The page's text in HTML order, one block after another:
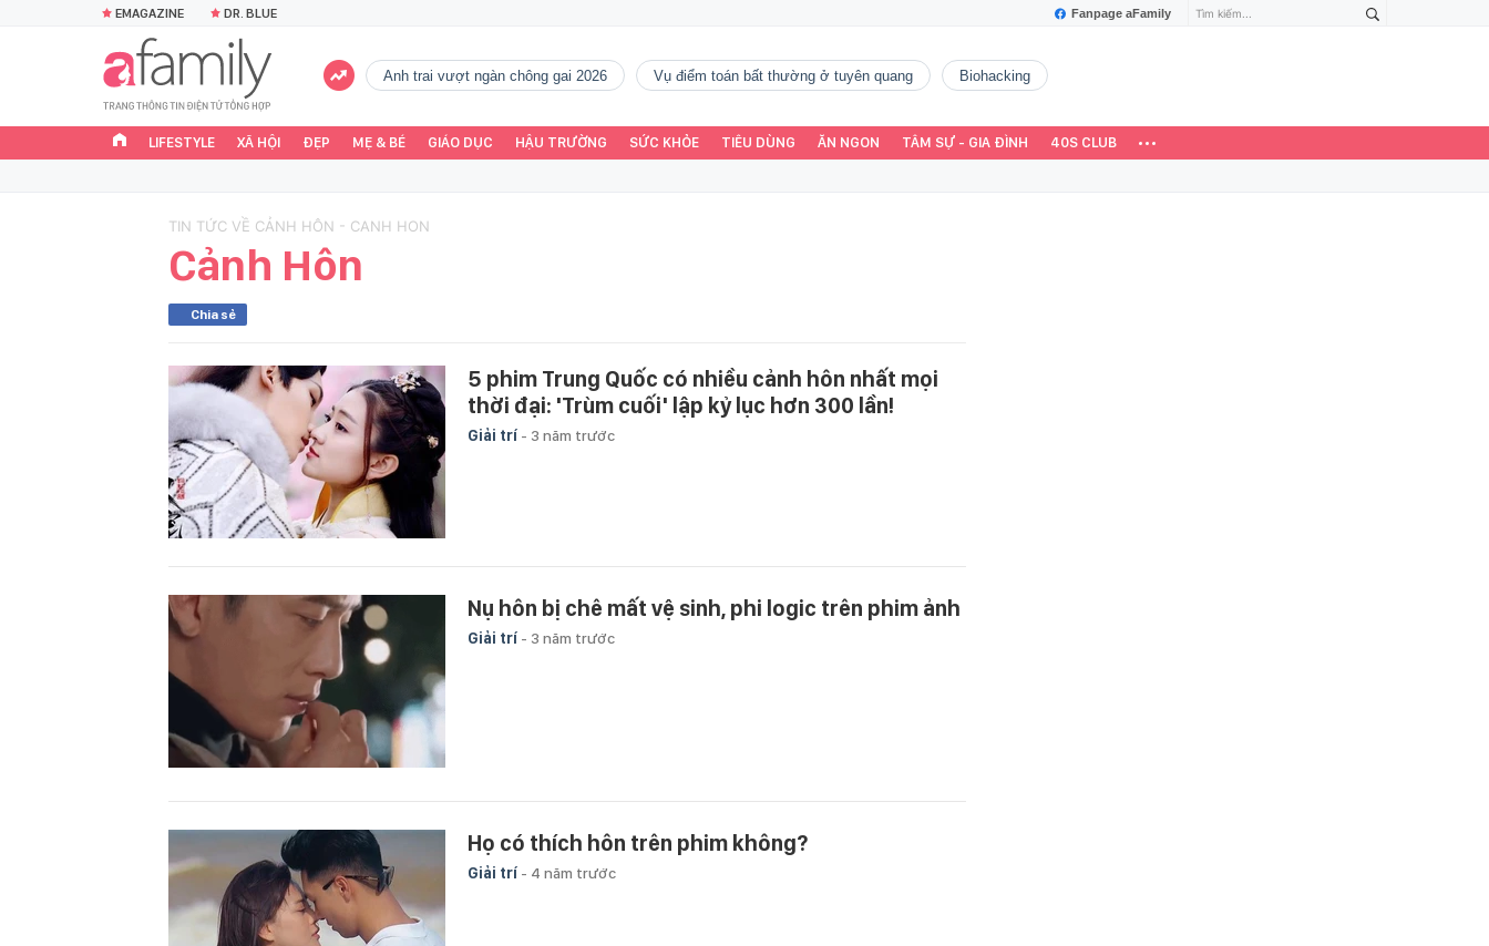
Fanpage aFamily
EMAGAZINE DR. BLUE
Anh trai vượt ngàn chông gai 2026 vụ điểm toán bất thường ở tuyên quang Biohacking
LIFESTYLE XÃ HỘI ĐẸP MẸ & BÉ GIÁO DỤC HẬU TRƯỜNG SỨC KHỎE TIÊU DÙNG ĂN NGON TÂM SỰ - GIA ĐÌNH 40S CLUB
TIN TỨC VỀ CẢNH HÔN - CANH HON
Cảnh Hôn
Chia sẻ
5 phim Trung Quốc có nhiều cảnh hôn nhất mọi
thời đại: 'Trùm cuối' lập kỷ lục hơn 300 lần!
Giải trí - 3 năm trước
Nụ hôn bị chê mất vệ sinh, phi logic trên phim ảnh
Giải trí - 3 năm trước
Họ có thích hôn trên phim không?
Giải trí - 4 năm trước